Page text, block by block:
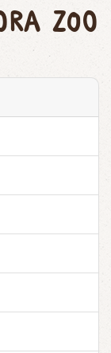
zoo